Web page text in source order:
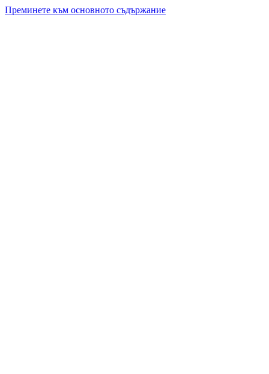
Преминете към основното съдържание